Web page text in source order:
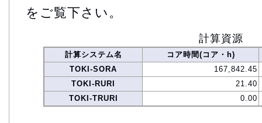
をご覧下さい。
計算資源
計算システム名
コア時間(コア・h)
TOKI-SORA
167,842.45
TOKI-RURI
21.40
TOKI-TRURI
0.00